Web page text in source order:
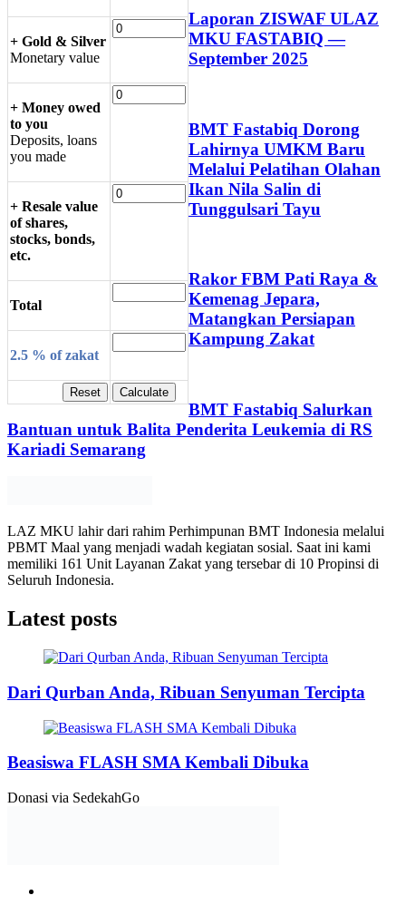
+ Gold & Silver
Monetary value
+ Money owed
to you
Deposits, loans
you made
+ Resale value
of shares,
stocks, bonds,
etc.
Total
2.5 % of zakat
Laporan ZISWAF ULAZ
MKU FASTABIQ —
September 2025
BMT Fastabiq Dorong
Lahirnya UMKM Baru
Melalui Pelatihan Olahan
Ikan Nila Salin di
Tunggulsari Tayu
Rakor FBM Pati Raya &
Kemenag Jepara,
Matangkan Persiapan
Kampung Zakat
BMT Fastabiq Salurkan
Bantuan untuk Balita Penderita Leukemia di RS
Kariadi Semarang
LAZ MKU lahir dari rahim Perhimpunan BMT Indonesia melalui
PBMT Maal yang menjadi wadah kegiatan sosial. Saat ini kami
memiliki 161 Unit Layanan Zakat yang tersebar di 10 Propinsi di
Seluruh Indonesia.
Latest posts
Dari Qurban Anda, Ribuan Senyuman Tercipta
Beasiswa FLASH SMA Kembali Dibuka
Donasi via SedekahGo